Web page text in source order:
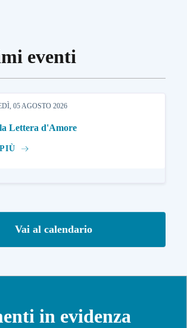
eventi
05 AGOSTO 2026
Lettera d'Amore
Vai al calendario
in evidenza